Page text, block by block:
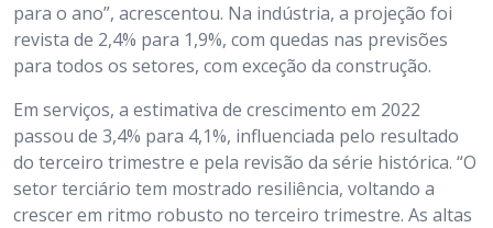
para o ano”, acrescentou. Na indústria, a projeção foi
revista de 2,4% para 1,9%, com quedas nas previsões
para todos os setores, com exceção da construção.
Em serviços, a estimativa de crescimento em 2022
passou de 3,4% para 4,1%, influenciada pelo resultado
do terceiro trimestre e pela revisão da série histórica. “O
setor terciário tem mostrado resiliência, voltando a
crescer em ritmo robusto no terceiro trimestre. As altas